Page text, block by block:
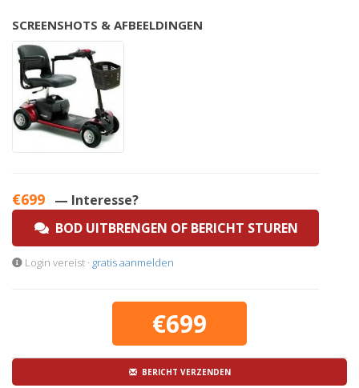
SCREENSHOTS & AFBEELDINGEN
€699 — Interesse?
BOD UITBRENGEN OF BERICHT STUREN
Login vereist · gratis aanmelden
€699
BERICHT VERZENDEN